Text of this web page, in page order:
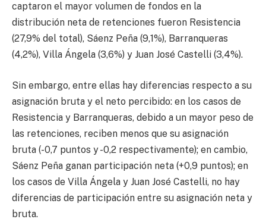
captaron el mayor volumen de fondos en la
distribución neta de retenciones fueron Resistencia
(27,9% del total), Sáenz Peña (9,1%), Barranqueras
(4,2%), Villa Ángela (3,6%) y Juan José Castelli (3,4%).
Sin embargo, entre ellas hay diferencias respecto a su
asignación bruta y el neto percibido: en los casos de
Resistencia y Barranqueras, debido a un mayor peso de
las retenciones, reciben menos que su asignación
bruta (-0,7 puntos y -0,2 respectivamente); en cambio,
Sáenz Peña ganan participación neta (+0,9 puntos); en
los casos de Villa Ángela y Juan José Castelli, no hay
diferencias de participación entre su asignación neta y
bruta.